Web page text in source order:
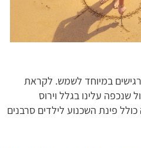
רגישים במיוחד לשמש. לקראת
שנכפה עלינו בגלל וירוס
פינת השכנוע לילדים סרבנים